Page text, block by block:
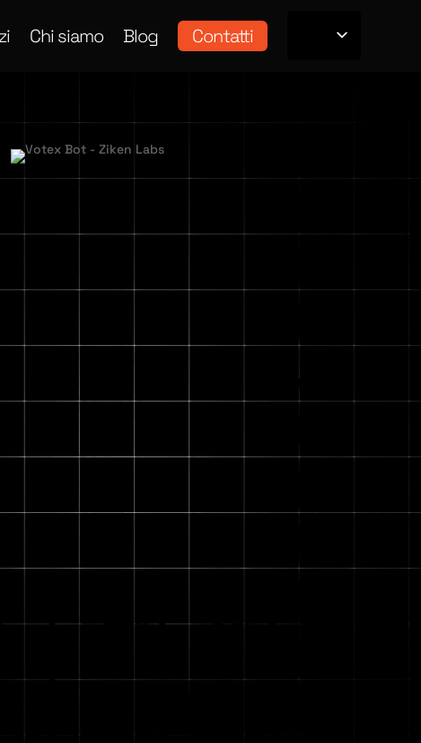
Chi siamo Blog Contatti